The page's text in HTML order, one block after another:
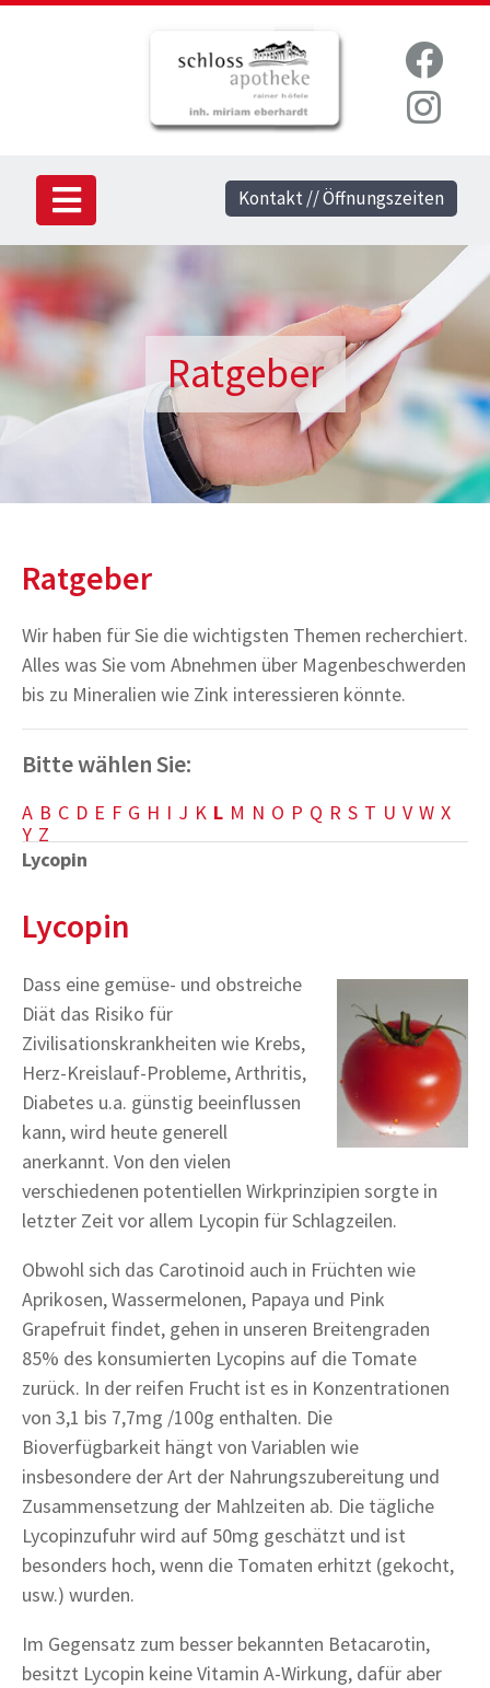
Ratgeber
Ratgeber
Wir haben für Sie die wichtigsten Themen recherchiert.
Alles was Sie vom Abnehmen über Magenbeschwerden
bis zu Mineralien wie Zink interessieren könnte.
Bitte wählen Sie:
A B C D E F G H I J K L M N O P Q R S T U V W X
Y Z
Lycopin
Lycopin
Dass eine gemüse- und obstreiche
Diät das Risiko für
Zivilisationskrankheiten wie Krebs,
Herz-Kreislauf-Probleme, Arthritis,
Diabetes u.a. günstig beeinflussen
kann, wird heute generell
anerkannt. Von den vielen
verschiedenen potentiellen Wirkprinzipien sorgte in
letzter Zeit vor allem Lycopin für Schlagzeilen.
Obwohl sich das Carotinoid auch in Früchten wie
Aprikosen, Wassermelonen, Papaya und Pink
Grapefruit findet, gehen in unseren Breitengraden
85% des konsumierten Lycopins auf die Tomate
zurück. In der reifen Frucht ist es in Konzentrationen
von 3,1 bis 7,7mg /100g enthalten. Die
Bioverfügbarkeit hängt von Variablen wie
insbesondere der Art der Nahrungszubereitung und
Zusammensetzung der Mahlzeiten ab. Die tägliche
Lycopinzufuhr wird auf 50mg geschätzt und ist
besonders hoch, wenn die Tomaten erhitzt (gekocht,
usw.) wurden.
Im Gegensatz zum besser bekannten Betacarotin,
besitzt Lycopin keine Vitamin A-Wirkung, dafür aber
Kontakt // Öffnungszeiten